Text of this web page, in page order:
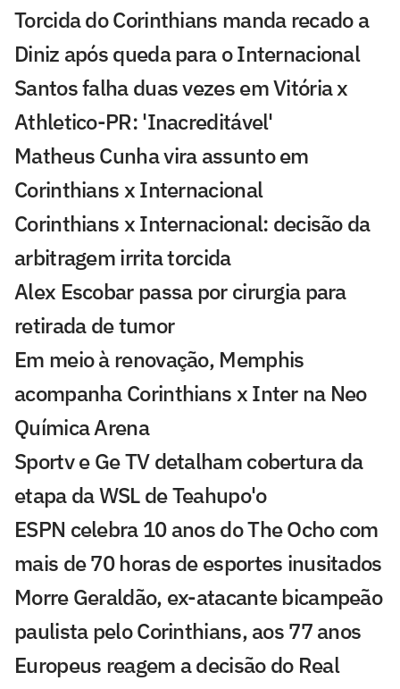
Torcida do Corinthians manda recado a
Diniz após queda para o Internacional
Santos falha duas vezes em Vitória x
Athletico-PR: 'Inacreditável'
Matheus Cunha vira assunto em
Corinthians x Internacional
Corinthians x Internacional: decisão da
arbitragem irrita torcida
Alex Escobar passa por cirurgia para
retirada de tumor
Em meio à renovação, Memphis
acompanha Corinthians x Inter na Neo
Química Arena
Sportv e Ge TV detalham cobertura da
etapa da WSL de Teahupo'o
ESPN celebra 10 anos do The Ocho com
mais de 70 horas de esportes inusitados
Morre Geraldão, ex-atacante bicampeão
paulista pelo Corinthians, aos 77 anos
Europeus reagem a decisão do Real